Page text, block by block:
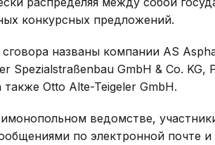
конкурсных предложений.
названы компании AS
Spezialstraßenbau GmbH & Co. KG,
Otto Alte-Teigeler GmbH.
ведомстве,
по электронной почте